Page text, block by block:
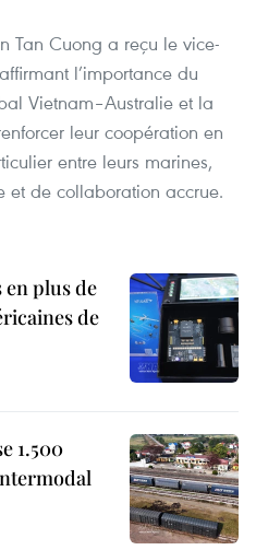
Tan Cuong a reçu le vice-
l’importance du
Vietnam–Australie et la
leur coopération en
entre leurs marines,
et de collaboration accrue.
en plus de
de
1.500